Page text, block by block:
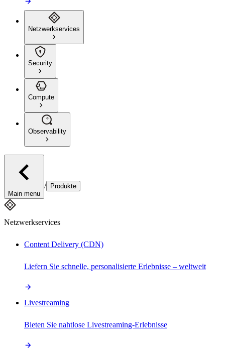
Netzwerkservices
Security
Compute
Observability
Main menu
/ Produkte
Netzwerkservices
Content Delivery (CDN)
Liefern Sie schnelle, personalisierte Erlebnisse – weltweit
Livestreaming
Bieten Sie nahtlose Livestreaming-Erlebnisse